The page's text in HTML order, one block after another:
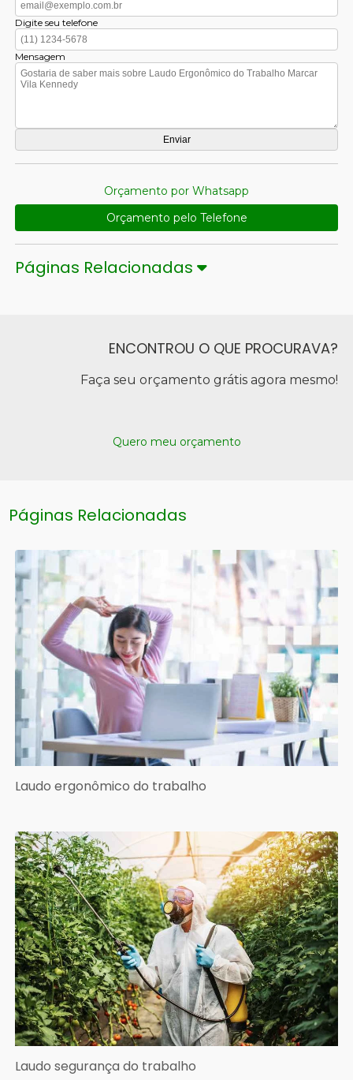
Digite seu telefone
Mensagem
Orçamento por Whatsapp
Orçamento pelo Telefone
Páginas Relacionadas
ENCONTROU O QUE PROCURAVA?
Faça seu orçamento grátis agora mesmo!
Quero meu orçamento
Páginas Relacionadas
Laudo ergonômico do trabalho
Laudo segurança do trabalho